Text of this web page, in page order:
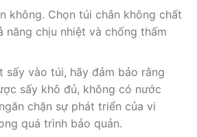
không. Chọn túi chân không chất
năng chịu nhiệt và chống thấm
sấy vào túi, hãy đảm bảo rằng
sấy khô đủ, không có nước
chặn sự phát triển của vi
quá trình bảo quản.